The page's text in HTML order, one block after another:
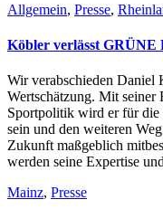
Allgemein, Presse,
Köbler verlässt GRÜNE
Wir verabschieden Daniel
Wertschätzung. Mit seiner
Sportpolitik wird er für
sein und den weiteren
Zukunft maßgeblich
werden seine Expertise
Mainz, Presse